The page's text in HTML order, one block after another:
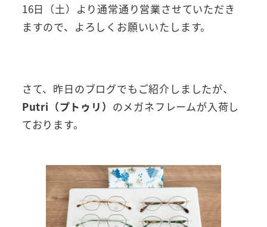
16日（土）より通常通り営業させていただき
ますので、よろしくお願いいたします。
さて、昨日のブログでもご紹介しましたが、
Putri（プトゥリ） のメガネフレームが入荷し
ております。